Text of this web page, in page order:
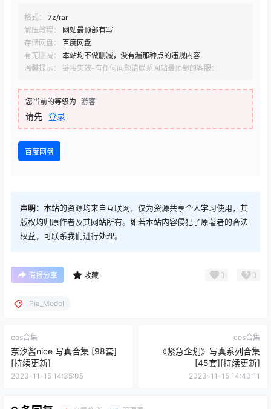
格式：
7z/rar
解压教程：
网站最顶部有写
存储网盘：
百度网盘
有无删减：
本站均不做删减，没有漏那种点的违规内容
温馨提示： 链接失效-有任何问题请联系网站最顶部的客服：
您当前的等级为 游客
请先 登录
百度网盘
声明： 本站的资源均来自互联网，仅为资源共享个人学习使用，其
版权均归原作者及其网站所有。如若本站内容侵犯了原著者的合法
权益，可联系我们进行处理。
海报分享 收藏 0 0
Pia_Model
cos合集
奈汐酱nice 写真合集 [98套]
[持续更新]
2023-11-15 14:35:05
cos合集
《紧急企划》写真系列合集
[45套][持续更新]
2023-11-15 14:40:11